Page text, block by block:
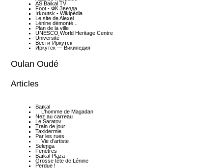
AS Baikal TV
Foot - ФК Звезда
Irkoutsk - Wikipédia
Le site de Alexei
Lénine démonté...
Plan de la ville
UNESCO World Heritage Centre
Université
Вести-Иркутск
Иркутск — Википедия
Oulan Oudé
Articles
Baïkal
: : L’homme de Magadan
Nez au carreau
Le Saratov
Train de jour
Taxidermie
Par les rues
: : Vie d’artiste
Selenga
Fenêtres
Baïkal Plaza
Grosse tête de Lénine
Perdue !